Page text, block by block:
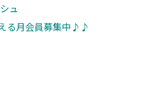
ュ
る月会員募集中♪♪